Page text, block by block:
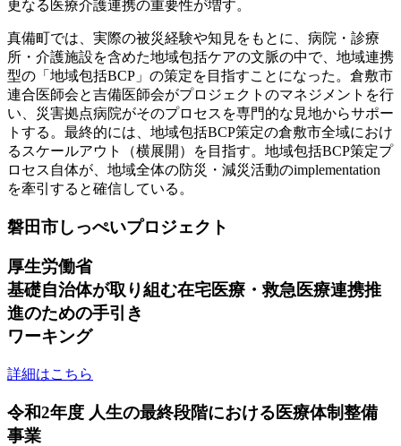
更なる医療介護連携の重要性が増す。
真備町では、実際の被災経験や知見をもとに、病院・診療
所・介護施設を含めた地域包括ケアの文脈の中で、地域連携
型の「地域包括BCP」の策定を目指すことになった。倉敷市
連合医師会と吉備医師会がプロジェクトのマネジメントを行
い、災害拠点病院がそのプロセスを専門的な見地からサポー
トする。最終的には、地域包括BCP策定の倉敷市全域におけ
るスケールアウト（横展開）を目指す。地域包括BCP策定プ
ロセス自体が、地域全体の防災・減災活動のimplementation
を牽引すると確信している。
磐田市しっぺいプロジェクト
厚生労働省
基礎自治体が取り組む在宅医療・救急医療連携推
進のための手引き
ワーキング
詳細はこちら
令和2年度 人生の最終段階における医療体制整備
事業